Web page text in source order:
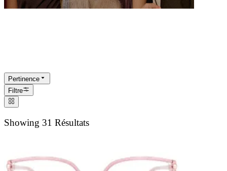
Pertinence
Filtre
Showing 31 Résultats